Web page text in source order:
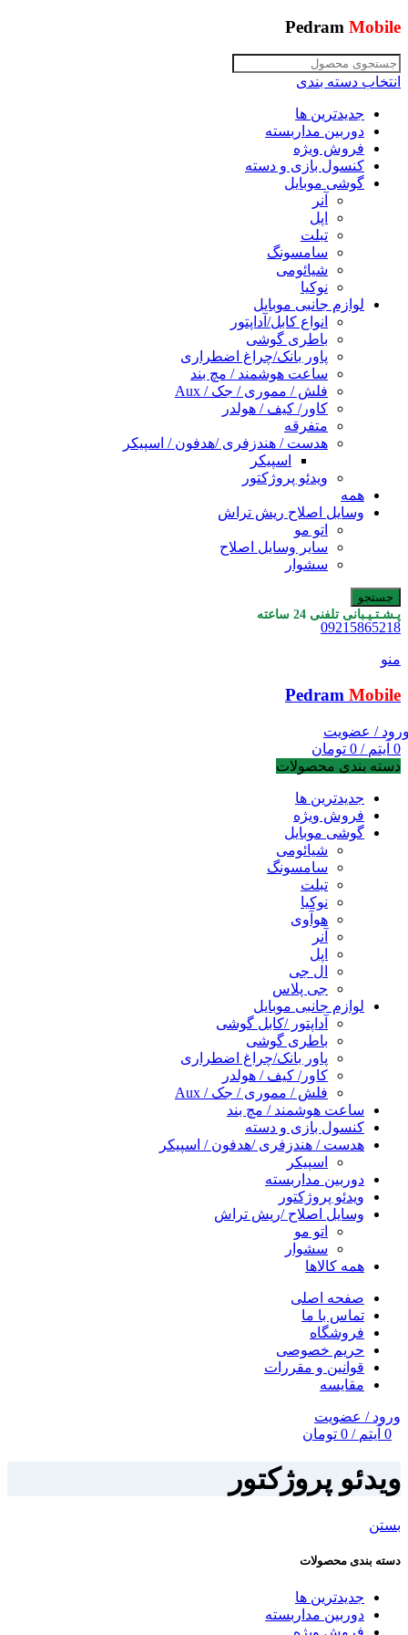
Pedram Mobile
انتخاب دسته بندی
جدیدترین ها
دوربین مداربسته
فروش ویژه
کنسول بازی و دسته
گوشی موبایل
آنر
اپل
تبلت
سامسونگ
شیائومی
نوکیا
لوازم جانبی موبایل
انواع کابل/آداپتور
باطری گوشی
پاور بانک/چراغ اضطراری
ساعت هوشمند / مچ بند
فلش / مموری / جک / Aux
کاور/ کیف / هولدر
متفرقه
هدست / هندزفری /هدفون / اسپیکر
اسپیکر
ویدئو پروژکتور
همه
وسایل اصلاح ریش تراش
اتو مو
سایر وسایل اصلاح
سشوار
جستجو
پـشـتـیـبانی تلفنی 24 ساعته
09215865218
منو
Pedram Mobile
/ عضویت
0 آیتم /
0 تومان
دسته بندی محصولات
جدیدترین ها
فروش ویژه
گوشی موبایل
شیائومی
سامسونگ
تبلت
نوکیا
هوآوی
آنر
اپل
ال جی
جی پلاس
لوازم جانبی موبایل
آداپتور /کابل گوشی
باطری گوشی
پاور بانک/چراغ اضطراری
کاور/ کیف / هولدر
فلش / مموری / جک / Aux
ساعت هوشمند / مچ بند
کنسول بازی و دسته
هدست / هندزفری /هدفون / اسپیکر
اسپیکر
دوربین مداربسته
ویدئو پروژکتور
وسایل اصلاح /ریش تراش
اتو مو
سشوار
همه کالاها
صفحه اصلی
تماس با ما
فروشگاه
حریم خصوصی
قوانین و مقررات
مقایسه
ورود / عضویت
0 آیتم /
0 تومان
ویدئو پروژکتور
بستن
دسته بندی محصولات
جدیدترین ها
دوربین مداربسته
فروش ویژه